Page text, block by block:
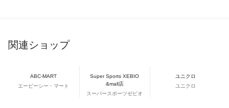
関連ショップ
ABC-MART
エービーシー・マート
Super Sports XEBIO
&mall店
スーパースポーツゼビオ
ユニクロ
ユニクロ